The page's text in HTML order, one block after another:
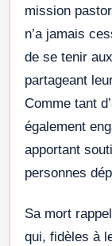
mission
n’a jamais
de se tenir
partageant
Comme tant
également
apportant
personnes
Sa mort
qui, fidèles à